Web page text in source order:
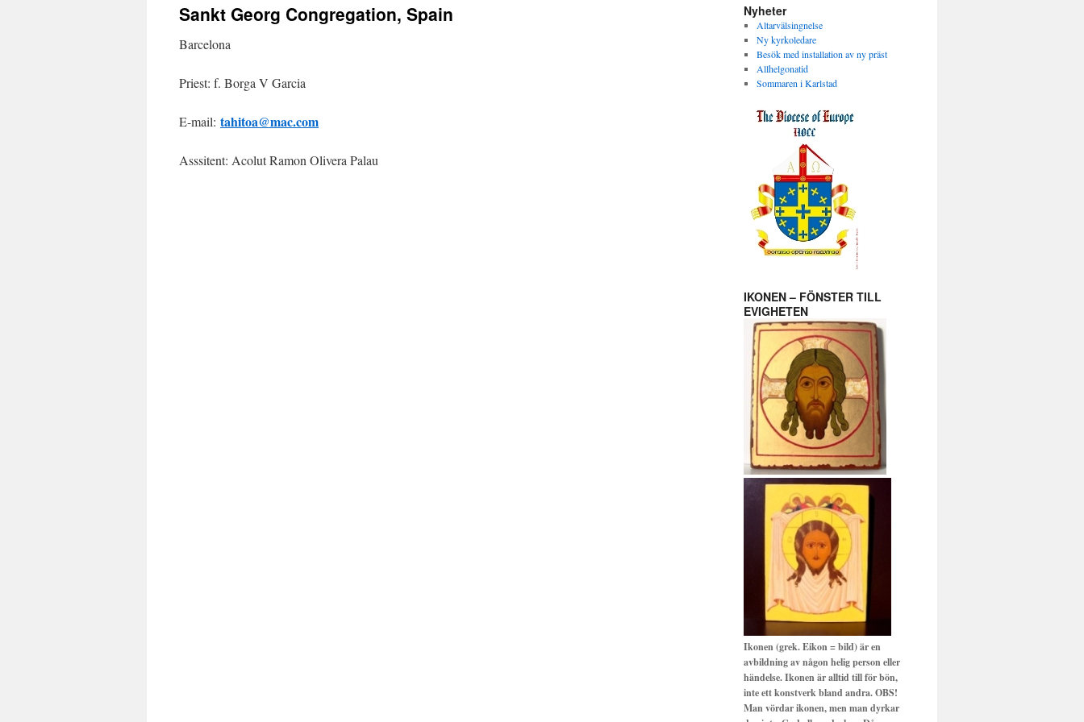
Sankt Georg Congregation, Spain
Barcelona
Priest: f. Borga V Garcia
E-mail: tahitoa@mac.com
Asssitent: Acolut Ramon Olivera Palau
Nyheter
Altarvälsingnelse
Ny kyrkoledare
Besök med installation av ny präst
Allhelgonatid
Sommaren i Karlstad
IKONEN – FÖNSTER TILL
EVIGHETEN
Ikonen (grek. Eikon = bild) är en
avbildning av någon helig person eller
händelse. Ikonen är alltid till för bön,
inte ett konstverk bland andra. OBS!
Man vördar ikonen, men man dyrkar